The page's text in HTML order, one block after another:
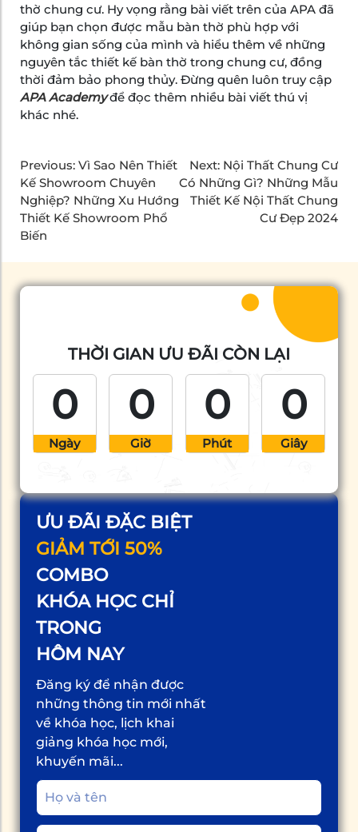
thờ chung cư. Hy vọng rằng bài viết trên của APA đã
giúp bạn chọn được mẫu bàn thờ phù hợp với
không gian sống của mình và hiểu thêm về những
nguyên tắc thiết kế bàn thờ trong chung cư, đồng
thời đảm bảo phong thủy. Đừng quên luôn truy cập
APA Academyđể đọc thêm nhiều bài viết thú vị
khác nhé.
Previous: Vì Sao Nên Thiết
Kế Showroom Chuyên
Nghiệp? Những Xu Hướng
Thiết Kế Showroom Phổ
Biến
Next: Nội Thất Chung Cư
Có Những Gì? Những Mẫu
Thiết Kế Nội Thất Chung
Cư Đẹp 2024
ƯU ĐÃI ĐẶC BIỆT
GIẢM TỚI 50%
COMBO
KHÓA HỌC CHỈ
TRONG
HÔM NAY
Đăng ký để nhận được
những thông tin mới nhất
về khóa học, lịch khai
giảng khóa học mới,
khuyến mãi...
THỜI GIAN ƯU ĐÃI CÒN LẠI
0
Ngày
0
Giờ
0
Phút
0
Giây